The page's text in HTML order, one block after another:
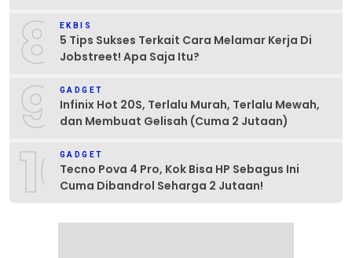
8 EKBIS
5 Tips Sukses Terkait Cara Melamar Kerja Di
Jobstreet! Apa Saja Itu?
9 GADGET
Infinix Hot 20S, Terlalu Murah, Terlalu Mewah,
dan Membuat Gelisah (Cuma 2 Jutaan)
10GADGET
Tecno Pova 4 Pro, Kok Bisa HP Sebagus Ini
Cuma Dibandrol Seharga 2 Jutaan!